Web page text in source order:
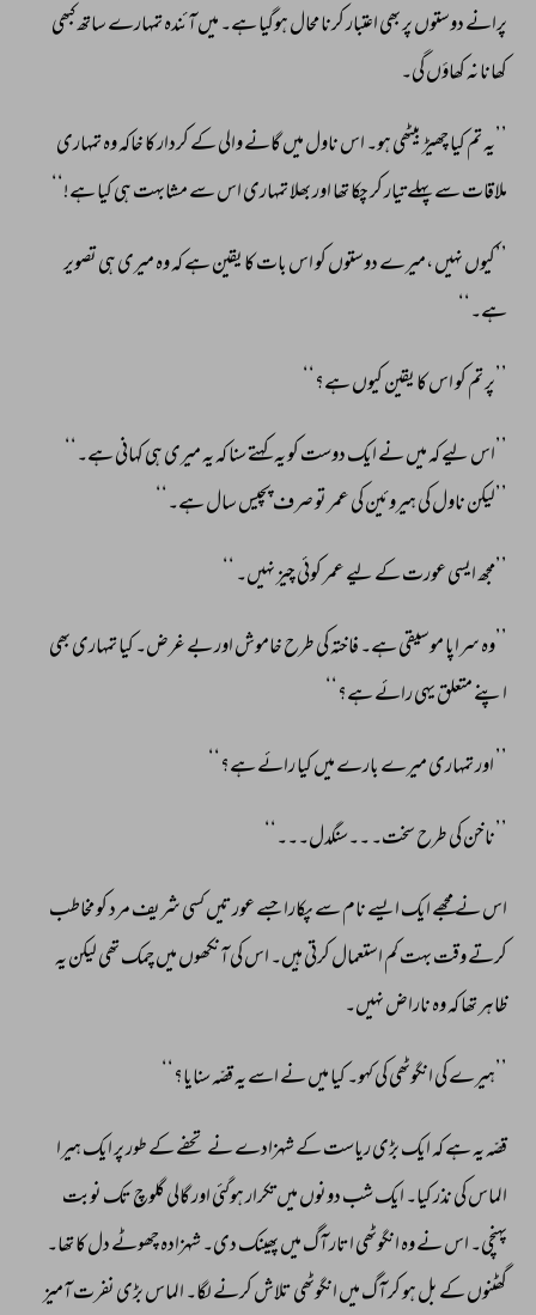
پرانے دوستوں پر بھی اعتبار کرنا محال ہوگیا ہے۔ میں آئندہ تمہارے ساتھ کبھی
کھانا نہ کھاؤں گی۔
’’یہ تم کیا چھیڑ بیٹھی ہو۔ اس ناول میں گانے والی کے کردار کا خاکہ وہ تمہاری
ملاقات سے پہلے تیار کر چکا تھا اور بھلا تمہاری اس سے مشابہت ہی کیا ہے!‘‘
’’کیوں نہیں ،میرے دوستوں کو اس بات کا یقین ہے کہ وہ میری ہی تصویر
ہے۔‘‘
’’پر تم کو اس کا یقین کیوں ہے؟‘‘
’’اس لیے کہ میں نے ایک دوست کو یہ کہتے سنا کہ یہ میری ہی کہانی ہے۔‘‘
’’لیکن ناول کی ہیروئین کی عمر تو صرف پچیس سال ہے۔‘‘
’’مجھ ایسی عورت کے لیے عمر کوئی چیز نہیں۔
’’وہ سراپا موسیقی ہے۔ فاختہ کی طرح خاموش اور بے غرض۔ کیا تمہاری بھی
اپنے متعلق یہی رائے ہے؟‘‘
اور تمہاری میرے بارے میں کیا رائے ہے؟‘‘
’’ناخن کی طرح سخت۔ ۔۔سنگدل۔۔۔‘‘
اس نے مجھے ایک ایسے نام سے پکارا جسے عورتیں کسی شریف مرد کو مخاطب
کرتے وقت بہت کم استعمال کرتی ہیں۔ اس کی آنکھوں میں چمک تھی لیکن یہ
ظاہر تھا کہ وہ ناراض نہیں۔
’’ہیرے کی انگوٹھی کی کہو۔ کیا میں نے اسے یہ قصّہ سنایا؟‘‘
قصّہ یہ ہے کہ ایک بڑی ریاست کے شہزادے نے تحفے کے طور پر ایک ہیرا
الماس کی نذر کیا۔ ایک شب دونوں میں تکرار ہوگئی اور گالی گلوچ تک نوبت
پہنچی۔ اس نے وہ انگوٹھی اتار آگ میں پھینک دی۔ شہزادہ چھوٹے دل کا تھا۔
گھٹنوں کے بل ہو کر آگ میں انگوٹھی تلاش کرنے لگا۔ الماس بڑی نفرت آمیز